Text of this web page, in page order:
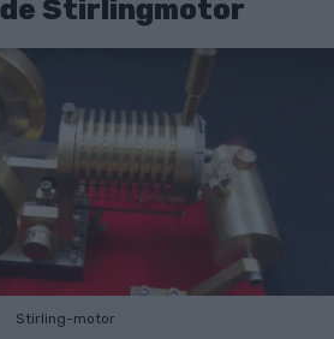
Stirlingmotor
Stirling-motor